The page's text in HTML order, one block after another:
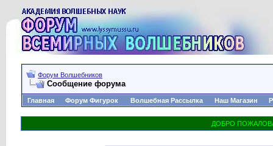
Форум Волшебников
Сообщение форума
Главная Форум Фигурок Волшебная Рассылка Наш Магазин